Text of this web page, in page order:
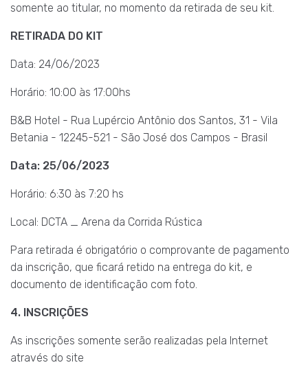
somente ao titular, no momento da retirada de seu kit.
RETIRADA DO KIT
Data: 24/06/2023
Horário: 10:00 às 17:00hs
B&B Hotel - Rua Lupércio Antônio dos Santos, 31 - Vila
Betania - 12245-521 - São José dos Campos - Brasil
Data: 25/06/2023
Horário: 6:30 às 7:20 hs
Local: DCTA _ Arena da Corrida Rústica
Para retirada é obrigatório o comprovante de pagamento
da inscrição, que ficará retido na entrega do kit, e
documento de identificação com foto.
4. INSCRIÇÕES
As inscrições somente serão realizadas pela Internet
através do site